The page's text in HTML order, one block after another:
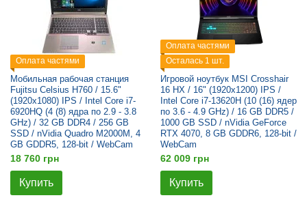
Оплата частями
Мобильная рабочая станция
Fujitsu Celsius H760 / 15.6"
(1920x1080) IPS / Intel Core i7-
6920HQ (4 (8) ядра по 2.9 - 3.8
GHz) / 32 GB DDR4 / 256 GB
SSD / nVidia Quadro M2000M, 4
GB GDDR5, 128-bit / WebCam
18 760 грн
Купить
Оплата частями
Осталась 1 шт.
Игровой ноутбук MSI Crosshair
16 HX / 16" (1920x1200) IPS /
Intel Core i7-13620H (10 (16) ядер
по 3.6 - 4.9 GHz) / 16 GB DDR5 /
1000 GB SSD / nVidia GeForce
RTX 4070, 8 GB GDDR6, 128-bit /
WebCam
62 009 грн
Купить